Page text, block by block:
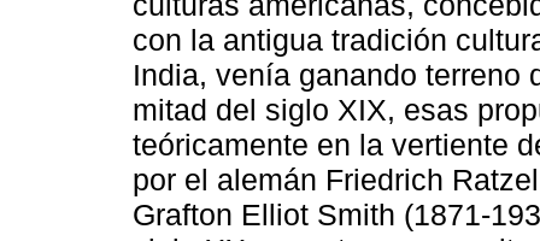
con la antigua tradición
India, venía ganando terreno
mitad del siglo XIX, esas
teóricamente en la vertiente
por el alemán Friedrich
Grafton Elliot Smith (1871-